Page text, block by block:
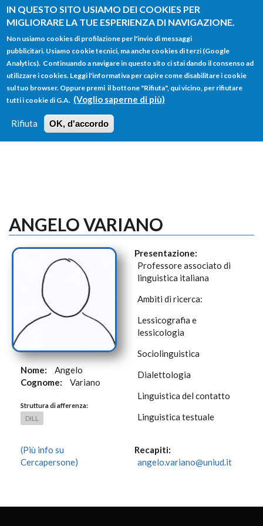
IN QUESTO SITO USIAMO DEI COOKIES PER
MIGLIORARE LA TUE ESPERIENZA DI NAVIGAZIONE.
Non usiamo cookies di profilazione per l'invio di messaggi
pubblicitari. Usiamo cookie tecnici, ma anche cookies di terzi (Google
Analytics). Continuando a navigare in questo sito ci stai dando il consenso ad
utilizzare i cookies. Leggi l'informativa per capire come disabilitare i cookie
sul tuo browser. Oppure premi il bottone "Rifiuta", qui vicino, per rifiutare
tutti i cookie di G.A. (Voglio saperne di più)
Rifiuta OK, d'accordo
Salta al contenuto principale
FORM
DI
RICERCA
Main menu
HOME TUTTI I PROFILI
LOGIN
ANGELO VARIANO
Nome:
Angelo
Cognome:
Variano
Struttura di afferenza:
DILL
(Più info su
Cercapersone)
Presentazione:
Professore associato di
linguistica italiana
Ambiti di ricerca:
Lessicografia e
lessicologia
Sociolinguistica
Dialettologia
Linguistica del contatto
Linguistica testuale
Recapiti:
angelo.variano@uniud.it